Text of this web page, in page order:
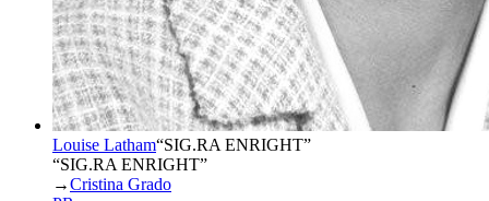
Louise Latham“SIG.RA ENRIGHT”
“SIG.RA ENRIGHT”
→Cristina Grado